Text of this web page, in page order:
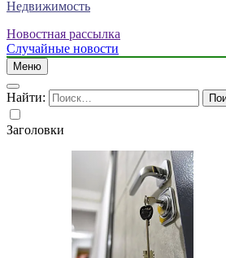
Недвижимость
Новостная рассылка
Случайные новости
Меню
Найти:
Заголовки